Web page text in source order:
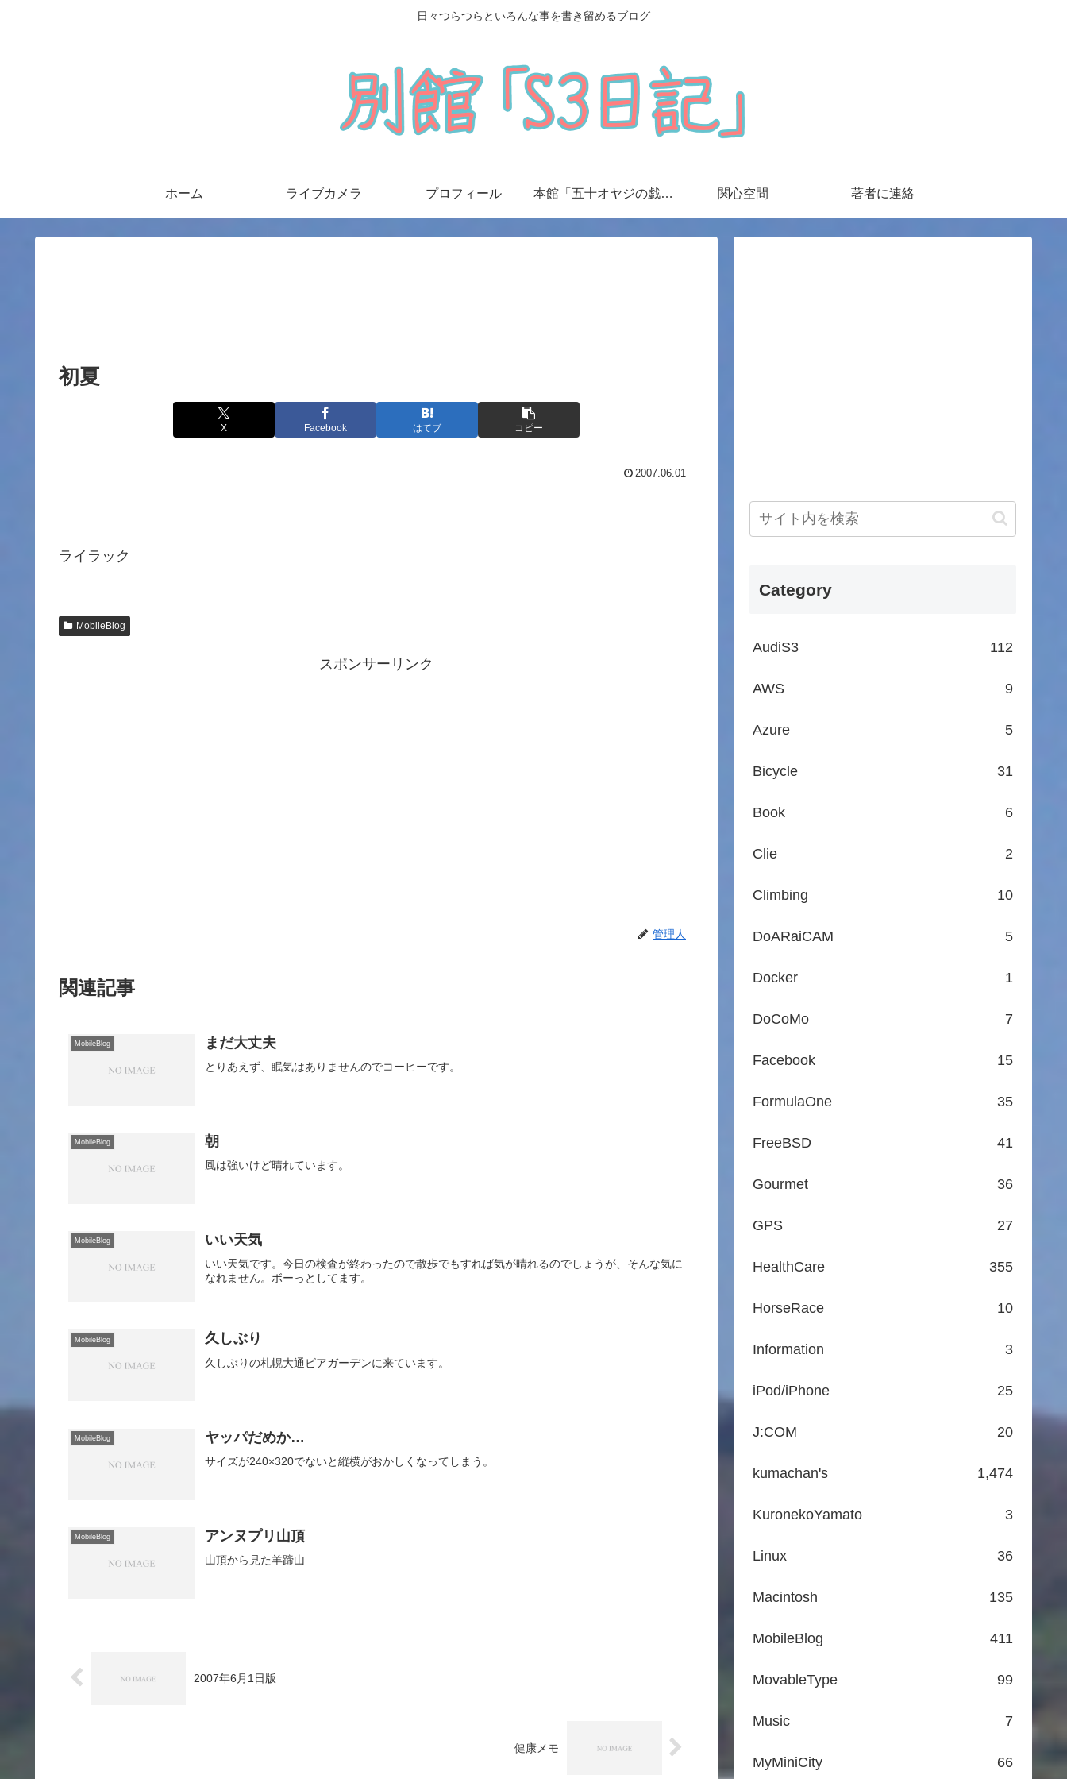
日々つらつらといろんな事を書き留めるブログ
ホーム ライブカメラ プロフィール 本館「五十オヤジの戯言日記」 関心空間 著者に連絡
初夏
X Facebook はてブ コピー
2007.06.01
ライラック
MobileBlog
スポンサーリンク
管理人
関連記事
MobileBlog まだ大丈夫
とりあえず、眠気はありませんのでコーヒーです。
MobileBlog 朝
風は強いけど晴れています。
MobileBlog いい天気
いい天気です。今日の検査が終わったので散歩でもすれば気が晴れるのでしょうが、そんな気に
なれません。ボーっとしてます。
MobileBlog 久しぶり
久しぶりの札幌大通ビアガーデンに来ています。
MobileBlog ヤッパだめか…
サイズが240×320でないと縦横がおかしくなってしまう。
MobileBlog アンヌプリ山頂
山頂から見た羊蹄山
2007年6月1日版
健康メモ
Category
AudiS3 112
AWS 9
Azure 5
Bicycle 31
Book 6
Clie 2
Climbing 10
DoARaiCAM 5
Docker 1
DoCoMo 7
Facebook 15
FormulaOne 35
FreeBSD 41
Gourmet 36
GPS 27
HealthCare 355
HorseRace 10
Information 3
iPod/iPhone 25
J:COM 20
kumachan's 1,474
KuronekoYamato 3
Linux 36
Macintosh 135
MobileBlog 411
MovableType 99
Music 7
MyMiniCity 66